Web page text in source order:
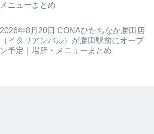
メニューまとめ
2026年8月20日 CONAひたちなか勝田店
（イタリアンバル）が勝田駅前にオープ
ン予定｜場所・メニューまとめ